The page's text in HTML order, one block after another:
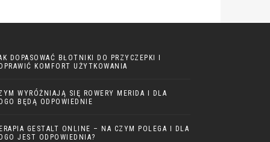
DOPASOWAĆ BŁOTNIKI DO PRZYCZEPKI I
KOMFORT UŻYTKOWANIA
WYRÓŻNIAJĄ SIĘ ROWERY MERIDA I DLA
BĘDĄ ODPOWIEDNIE
GESTALT ONLINE – NA CZYM POLEGA I DLA
JEST ODPOWIEDNIA?